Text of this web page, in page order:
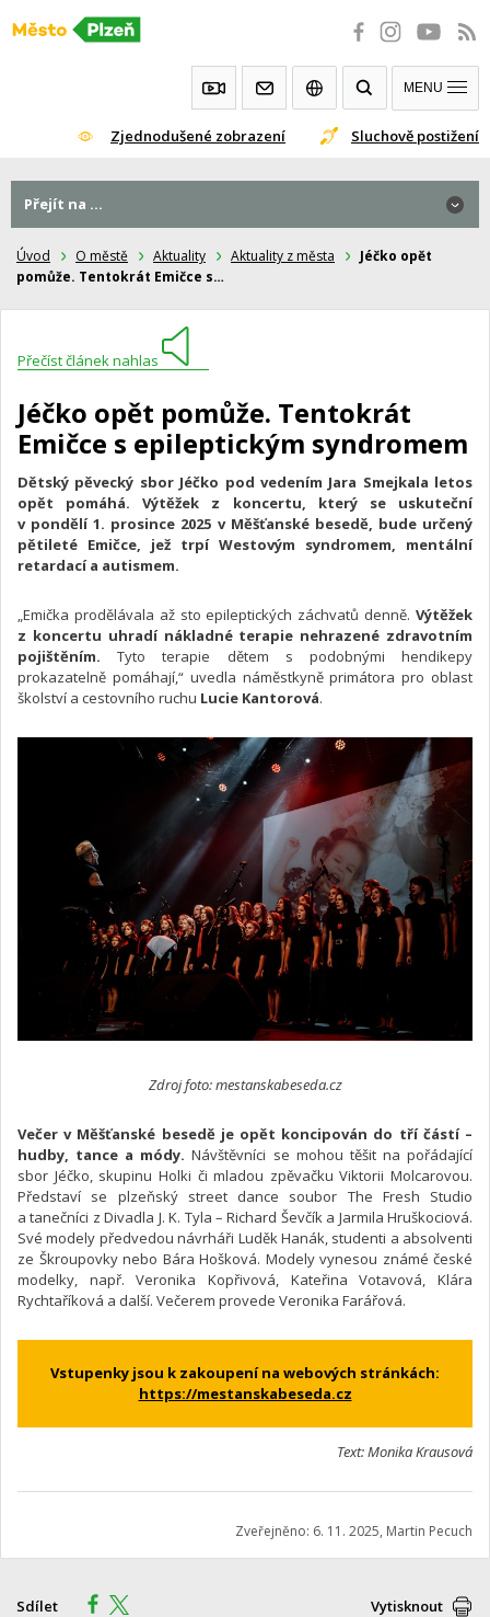
Přeskočit
Zjednodušené zobrazení Sluchově postižení
MENU
Úvod O městě Aktuality Aktuality z města
Jéčko opět
pomůže. Tentokrát Emičce s…
Přečíst článek nahlas
Jéčko opět pomůže. Tentokrát
Emičce s epileptickým syndromem
Dětský pěvecký sbor Jéčko pod vedením Jara Smejkala letos
opět pomáhá. Výtěžek z koncertu, který se uskuteční
v pondělí 1. prosince 2025 v Měšťanské besedě, bude určený
pětileté Emičce, jež trpí Westovým syndromem, mentální
retardací a autismem.
„Emička prodělávala až sto epileptických záchvatů denně. Výtěžek
z koncertu uhradí nákladné terapie nehrazené zdravotním
pojištěním. Tyto terapie dětem s podobnými hendikepy
prokazatelně pomáhají,“ uvedla náměstkyně primátora pro oblast
školství a cestovního ruchu Lucie Kantorová.
Zdroj foto: mestanskabeseda.cz
Večer v Měšťanské besedě je opět koncipován do tří částí –
hudby, tance a módy. Návštěvníci se mohou těšit na pořádající
sbor Jéčko, skupinu Holki či mladou zpěvačku Viktorii Molcarovou.
Představí se plzeňský street dance soubor The Fresh Studio
a tanečníci z Divadla J. K. Tyla – Richard Ševčík a Jarmila Hruškociová.
Své modely předvedou návrháři Luděk Hanák, studenti a absolventi
ze Škroupovky nebo Bára Hošková. Modely vynesou známé české
modelky, např. Veronika Kopřivová, Kateřina Votavová, Klára
Rychtaříková a další. Večerem provede Veronika Farářová.
Vstupenky jsou k zakoupení na webových stránkách:
https://mestanskabeseda.cz
Text: Monika Krausová
Zveřejněno: 6. 11. 2025, Martin Pecuch
Sdílet Vytisknout
Přejít na ...